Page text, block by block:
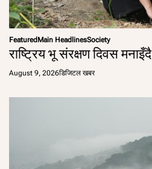
Featured Main HeadlinesSociety
राष्ट्रिय भू संरक्षण दिवस मनाइँदै
August 9, 2026डिजिटल खबर